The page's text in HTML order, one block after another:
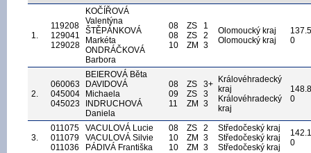
1.
119208
129041
129028
KOČÍŘOVÁ
Valentýna
ŠTĚPÁNKOVÁ
Markéta
ONDRÁČKOVÁ
Barbora
08
08
10
ZS
ZS
ZM
1
2
3
Olomoucký kraj
Olomoucký kraj
0
2.
060063
045004
045023
BEIEROVÁ Běta
DAVIDOVÁ
Michaela
INDRUCHOVÁ
Daniela
08
09
11
ZS
ZS
ZM
3+
3
3
Královéhradecký
kraj
Královéhradecký
kraj
148.8
0
3.
011075
011079
011036
VACULOVÁ Lucie
VACULOVÁ Silvie
PÁDIVÁ Františka
08
10
10
ZS
ZM
ZM
2
3
3
Středočeský kraj
Středočeský kraj
Středočeský kraj
0